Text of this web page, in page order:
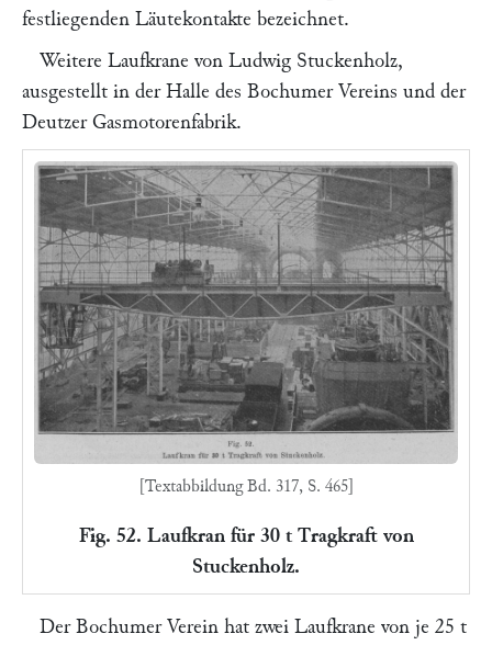
festliegenden Läutekontakte bezeichnet.
Weitere Laufkrane von Ludwig Stuckenholz,
ausgestellt in der Halle des Bochumer Vereins und der
Deutzer Gasmotorenfabrik.
[Textabbildung Bd. 317, S. 465]
Fig. 52. Laufkran für 30 t Tragkraft von
Stuckenholz.
Der Bochumer Verein hat zwei Laufkrane von je 25 t